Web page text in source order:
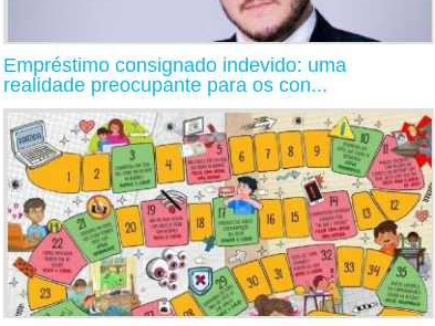
Empréstimo consignado indevido: uma
realidade preocupante para os con...